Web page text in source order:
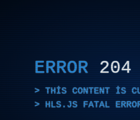
ERROR 204
THIS CONTENT IS
HLS.JS FATAL